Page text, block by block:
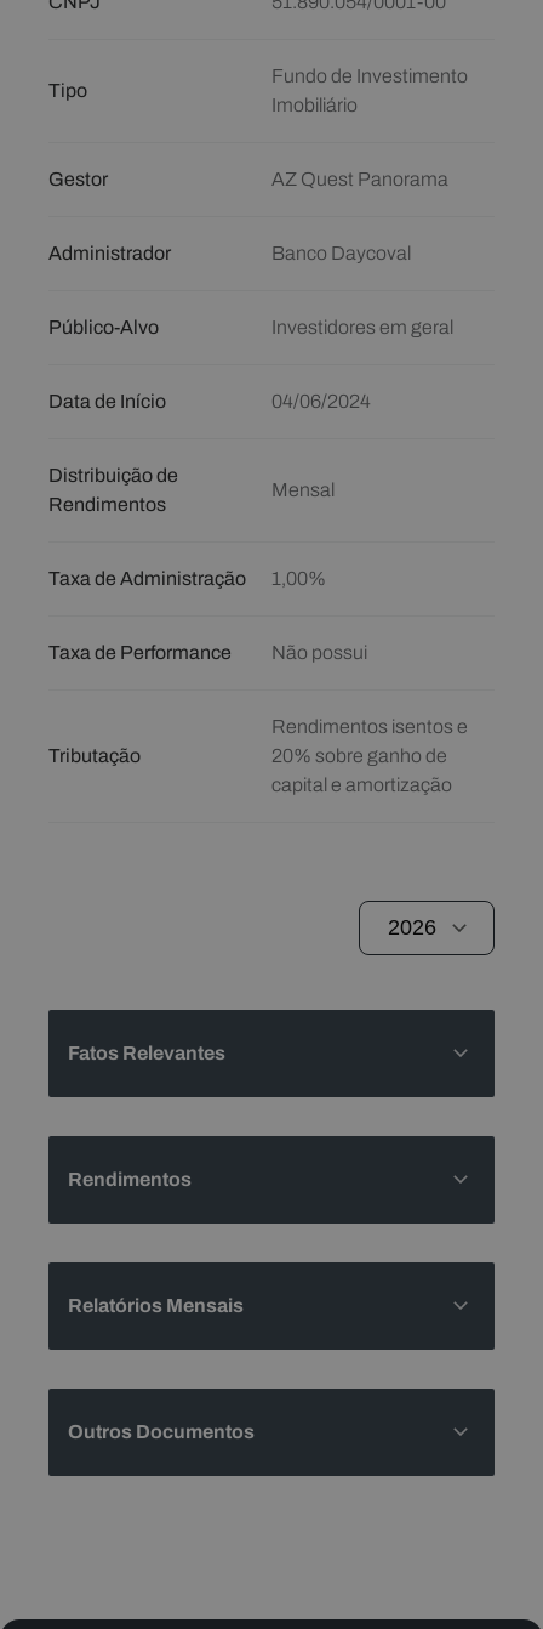
Tipo
Fundo de Investimento
Imobiliário
Gestor AZ Quest Panorama
Administrador Banco Daycoval
Público-Alvo Investidores em geral
Data de Início 04/06/2024
Distribuição de
Rendimentos
Mensal
Taxa de Administração 1,00%
Taxa de Performance Não possui
Tributação
Rendimentos isentos e
20% sobre ganho de
capital e amortização
Fatos Relevantes
Rendimentos
Relatórios Mensais
Outros Documentos